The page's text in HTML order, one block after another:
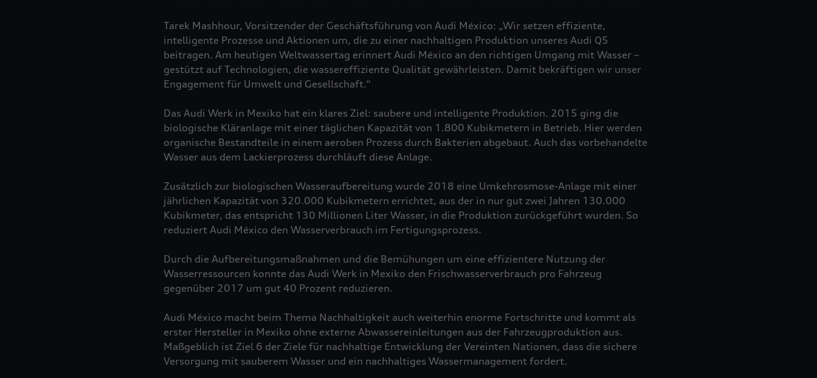
Tarek Mashhour, Vorsitzender der Geschäftsführung von Audi México: „Wir setzen effiziente,
intelligente Prozesse und Aktionen um, die zu einer nachhaltigen Produktion unseres Audi Q5
beitragen. Am heutigen Weltwassertag erinnert Audi México an den richtigen Umgang mit Wasser –
gestützt auf Technologien, die wassereffiziente Qualität gewährleisten. Damit bekräftigen wir unser
Engagement für Umwelt und Gesellschaft.“
Das Audi Werk in Mexiko hat ein klares Ziel: saubere und intelligente Produktion. 2015 ging die
biologische Kläranlage mit einer täglichen Kapazität von 1.800 Kubikmetern in Betrieb. Hier werden
organische Bestandteile in einem aeroben Prozess durch Bakterien abgebaut. Auch das vorbehandelte
Wasser aus dem Lackierprozess durchläuft diese Anlage.
Zusätzlich zur biologischen Wasseraufbereitung wurde 2018 eine Umkehrosmose-Anlage mit einer
jährlichen Kapazität von 320.000 Kubikmetern errichtet, aus der in nur gut zwei Jahren 130.000
Kubikmeter, das entspricht 130 Millionen Liter Wasser, in die Produktion zurückgeführt wurden. So
reduziert Audi México den Wasserverbrauch im Fertigungsprozess.
Durch die Aufbereitungsmaßnahmen und die Bemühungen um eine effizientere Nutzung der
Wasserressourcen konnte das Audi Werk in Mexiko den Frischwasserverbrauch pro Fahrzeug
gegenüber 2017 um gut 40 Prozent reduzieren.
Audi México macht beim Thema Nachhaltigkeit auch weiterhin enorme Fortschritte und kommt als
erster Hersteller in Mexiko ohne externe Abwassereinleitungen aus der Fahrzeugproduktion aus.
Maßgeblich ist Ziel 6 der Ziele für nachhaltige Entwicklung der Vereinten Nationen, dass die sichere
Versorgung mit sauberem Wasser und ein nachhaltiges Wassermanagement fordert.